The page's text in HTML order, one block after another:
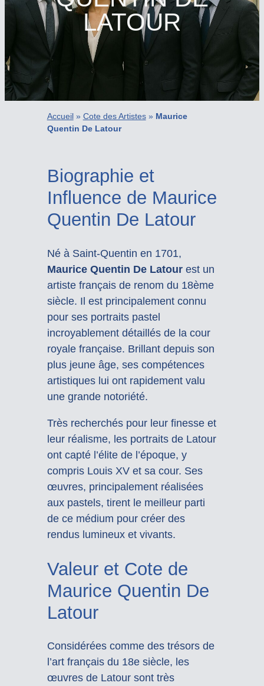
LATOUR
Accueil» Cote des Artistes» Maurice
Quentin De Latour
Biographie et
Influence de Maurice
Quentin De Latour
Né à Saint-Quentin en 1701,
Maurice Quentin De Latourest un
artiste français de renom du 18ème
siècle. Il est principalement connu
pour ses portraits pastel
incroyablement détaillés de la cour
royale française. Brillant depuis son
plus jeune âge, ses compétences
artistiques lui ont rapidement valu
une grande notoriété.
Très recherchés pour leur finesse et
leur réalisme, les portraits de Latour
ont capté l’élite de l’époque, y
compris Louis XV et sa cour. Ses
œuvres, principalement réalisées
aux pastels, tirent le meilleur parti
de ce médium pour créer des
rendus lumineux et vivants.
Valeur et Cote de
Maurice Quentin De
Latour
Considérées comme des trésors de
l’art français du 18e siècle, les
œuvres de Latour sont très